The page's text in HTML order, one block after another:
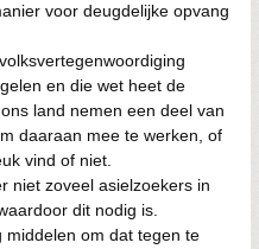
voor deugdelijke opvang
en die wet heet de
land nemen een deel van
daaraan mee te werken, of
vind of niet.
niet zoveel asielzoekers in
dit nodig is.
middelen om dat tegen te